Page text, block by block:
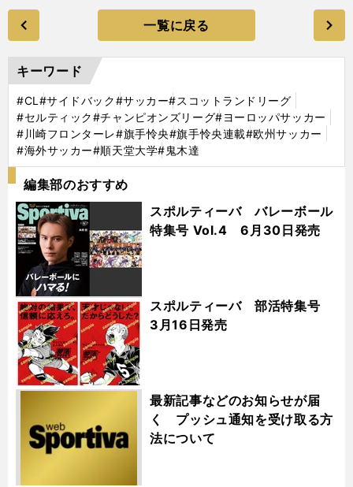
一覧に戻る
キーワード
#CL #サイドバック#サッカー#スコットランドリーグ
#セルティック#チャンピオンズリーグ#ヨーロッパサッカー
#川崎フロンターレ#旗手怜央#旗手怜央連載#欧州サッカー
#海外サッカー#順天堂大学#鬼木達
編集部のおすすめ
スポルティーバ バレーボール
特集号 Vol.4 6月30日発売
スポルティーバ 部活特集号
3月16日発売
最新記事などのお知らせが届
く プッシュ通知を受け取る方
法について